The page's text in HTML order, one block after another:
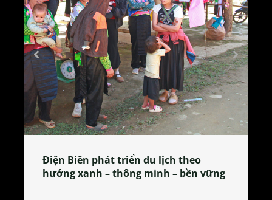
Điện Biên phát triển du lịch theo
hướng xanh – thông minh – bền vững